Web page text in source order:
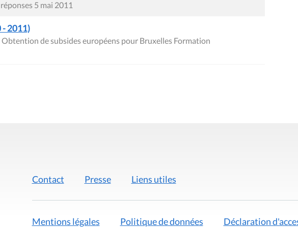
5 mai 2011
2011)
Obtention de subsides européens pour Bruxelles Formation
Contact Presse Liens utiles
Mentions légales Politique de données Déclaration